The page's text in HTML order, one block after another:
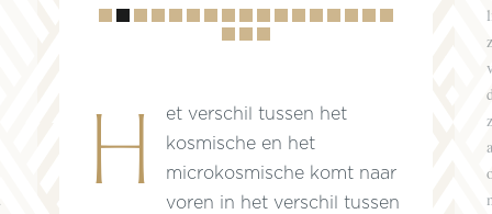
Hoofdstuk
1 2 3 4 5 6 7 8 9 10 11 12 13 14 15
17 18
Het verschil tussen het
kosmische en het
microkosmische komt naar
voren in het verschil tussen